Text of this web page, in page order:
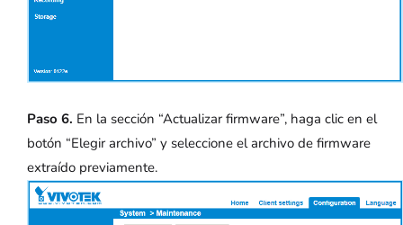
Paso 6. En la sección “Actualizar firmware”, haga clic en el
botón “Elegir archivo” y seleccione el archivo de firmware
extraído previamente.